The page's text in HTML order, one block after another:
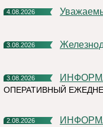
4.08.2026
3.08.2026
3.08.2026
ОПЕРАТИВНЫЙ
2.08.2026